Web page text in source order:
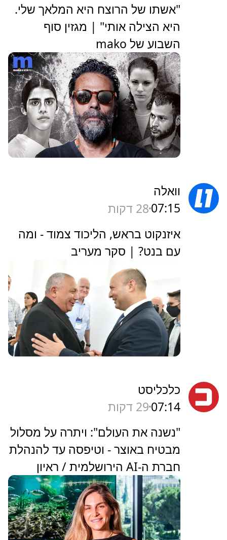
"אשתו של הרוצח היא המלאך שלי.
היא הצילה אותי" | מגזין סוף
השבוע של mako
וואלה
07:1528 דקות
איזנקוט בראש, הליכוד צמוד - ומה
עם בנט? | סקר מעריב
כלכליסט
07:1429 דקות
"נשנה את העולם": ויתרה על מסלול
מבטיח באוצר - וטיפסה עד להנהלת
חברת ה-AI הירושלמית / ראיון